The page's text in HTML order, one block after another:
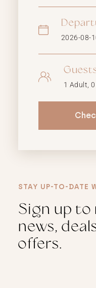
STAY UP-TO-DATE
Sign up to
news,
offers.